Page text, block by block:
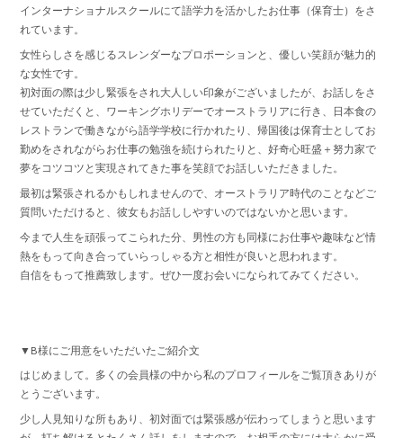
インターナショナルスクールにて語学力を活かしたお仕事（保育士）をさ
れています。
女性らしさを感じるスレンダーなプロポーションと、優しい笑顔が魅力的
な女性です。
初対面の際は少し緊張をされ大人しい印象がございましたが、お話しをさ
せていただくと、ワーキングホリデーでオーストラリアに行き、日本食の
レストランで働きながら語学学校に行かれたり、帰国後は保育士としてお
勤めをされながらお仕事の勉強を続けられたりと、好奇心旺盛＋努力家で
夢をコツコツと実現されてきた事を笑顔でお話しいただきました。
最初は緊張されるかもしれませんので、オーストラリア時代のことなどご
質問いただけると、彼女もお話ししやすいのではないかと思います。
今まで人生を頑張ってこられた分、男性の方も同様にお仕事や趣味など情
熱をもって向き合っていらっしゃる方と相性が良いと思われます。
自信をもって推薦致します。ぜひ一度お会いになられてみてください。
▼B様にご用意をいただいたご紹介文
はじめまして。多くの会員様の中から私のプロフィールをご覧頂きありが
とうございます。
少し人見知りな所もあり、初対面では緊張感が伝わってしまうと思います